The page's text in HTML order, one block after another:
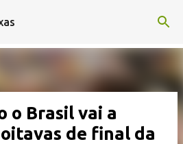
o conteúdo principal
o Brasil vai a
de final da